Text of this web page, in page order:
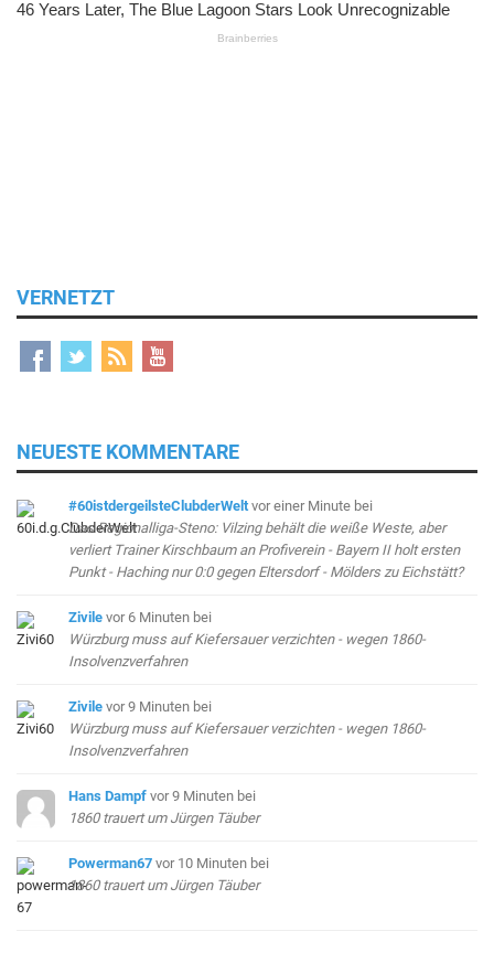
VERNETZT
NEUESTE KOMMENTARE
#60istdergeilsteClubderWelt vor einer Minute bei
Das Regionalliga-Steno: Vilzing behält die weiße Weste, aber
verliert Trainer Kirschbaum an Profiverein - Bayern II holt ersten
Punkt - Haching nur 0:0 gegen Eltersdorf - Mölders zu Eichstätt?
Zivile vor 6 Minuten bei
Würzburg muss auf Kiefersauer verzichten - wegen 1860-
Insolvenzverfahren
Zivile vor 9 Minuten bei
Würzburg muss auf Kiefersauer verzichten - wegen 1860-
Insolvenzverfahren
Hans Dampf vor 9 Minuten bei
1860 trauert um Jürgen Täuber
Powerman67 vor 10 Minuten bei
1860 trauert um Jürgen Täuber